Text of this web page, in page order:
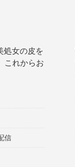
処女の皮を
これからお
信